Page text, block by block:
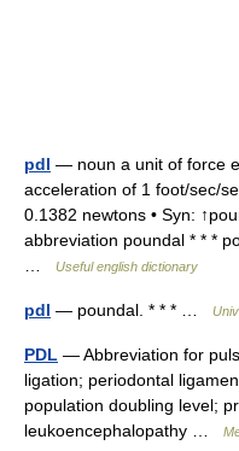
pdl — noun a unit of force
acceleration of 1 foot/sec/
0.1382 newtons • Syn:
abbreviation poundal * * *
Useful english dictionary
pdl — poundal. * * * …
PDL — Abbreviation for
ligation; periodontal
population doubling level;
leukoencephalopathy …